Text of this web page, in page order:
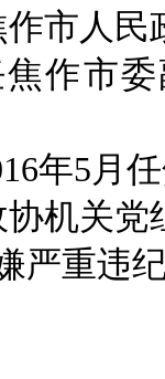
市人民
作市委
年5月任
机关党
重违纪